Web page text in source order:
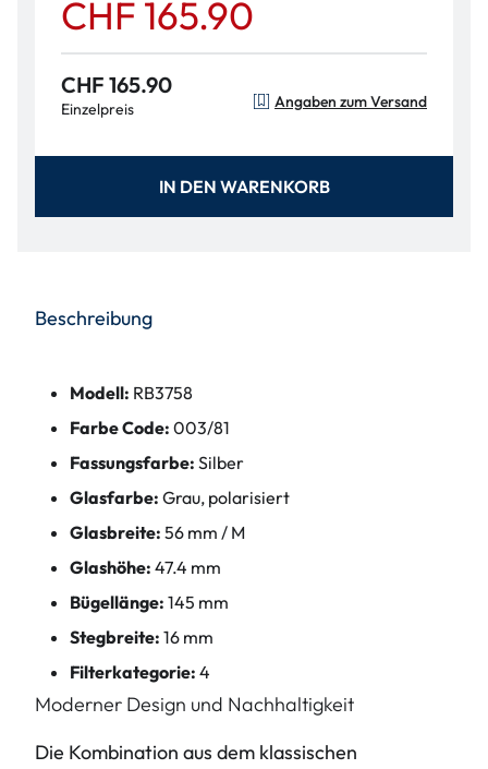
CHF 165.90
CHF 165.90
Einzelpreis Angaben zum Versand
IN DEN WARENKORB
Beschreibung
Modell: RB3758
Farbe Code: 003/81
Fassungsfarbe: Silber
Glasfarbe: Grau, polarisiert
Glasbreite: 56 mm / M
Glashöhe: 47.4 mm
Bügellänge: 145 mm
Stegbreite: 16 mm
Filterkategorie: 4
Moderner Design und Nachhaltigkeit
Die Kombination aus dem klassischen